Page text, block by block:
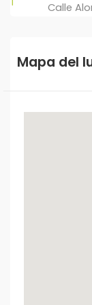
Calle
Mapa del